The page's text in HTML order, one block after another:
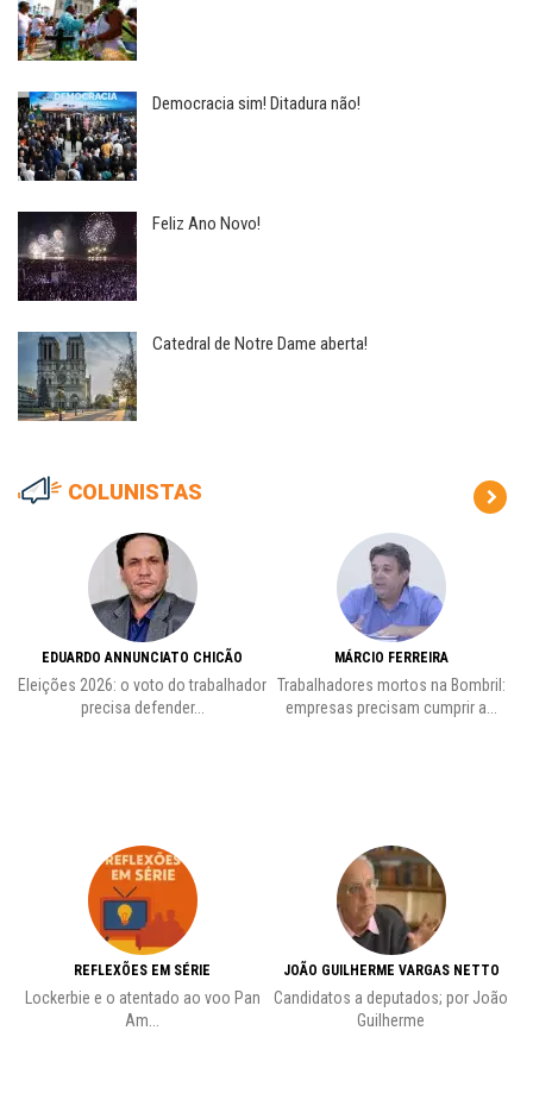
Democracia sim! Ditadura não!
Feliz Ano Novo!
Catedral de Notre Dame aberta!
COLUNISTAS
EDUARDO ANNUNCIATO CHICÃO
Eleições 2026: o voto do trabalhador
precisa defender...
REFLEXÕES EM SÉRIE
Lockerbie e o atentado ao voo Pan
Am...
MÁRCIO FERREIRA
Trabalhadores mortos na Bombril:
empresas precisam cumprir a...
JOÃO GUILHERME VARGAS NETTO
Candidatos a deputados; por João
Guilherme